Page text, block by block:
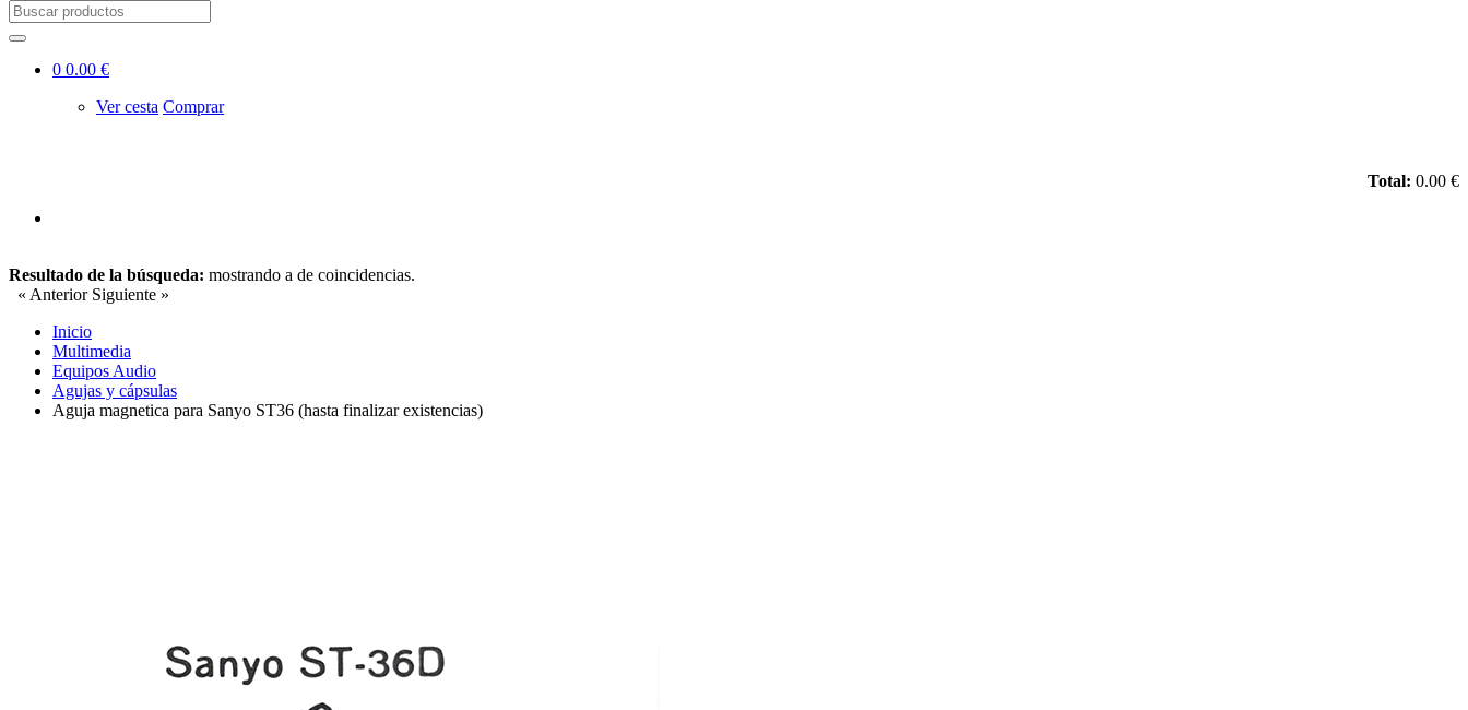
0 0.00 €
Ver cesta Comprar
Total: 0.00 €
Resultado de la búsqueda: mostrando a de coincidencias.
« Anterior Siguiente »
Inicio
Multimedia
Equipos Audio
Agujas y cápsulas
Aguja magnetica para Sanyo ST36 (hasta finalizar existencias)